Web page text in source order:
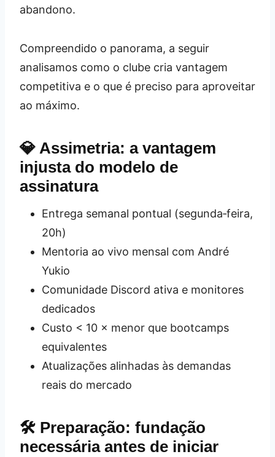
abandono.
Compreendido o panorama, a seguir
analisamos como o clube cria vantagem
competitiva e o que é preciso para aproveitar
ao máximo.
💎 Assimetria: a vantagem
injusta do modelo de
assinatura
Entrega semanal pontual (segunda‑feira,
20h)
Mentoria ao vivo mensal com André
Yukio
Comunidade Discord ativa e monitores
dedicados
Custo < 10 × menor que bootcamps
equivalentes
Atualizações alinhadas às demandas
reais do mercado
🛠️ Preparação: fundação
necessária antes de iniciar